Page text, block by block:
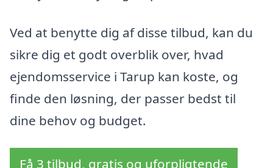
Ved at benytte dig af disse tilbud, kan du
sikre dig et godt overblik over, hvad
ejendomsservice i Tarup kan koste, og
finde den løsning, der passer bedst til
dine behov og budget.
Få 3 tilbud, gratis og uforpligtende